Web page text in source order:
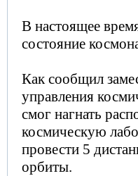
В настоящее
состояние
Как сообщил
управления
смог нагнать
космическую
провести 5
орбиты.